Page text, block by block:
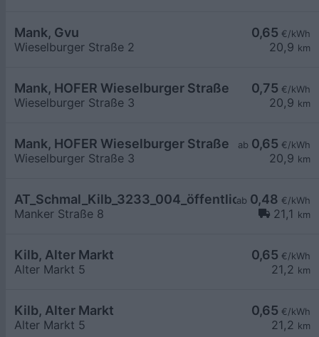
0,65 €/kWh
20,9 km
Mank, Gvu
Wieselburger Straße 2
0,75 €/kWh
20,9 km
Mank, HOFER Wieselburger Straße
Wieselburger Straße 3
ab 0,65 €/kWh
20,9 km
Mank, HOFER Wieselburger Straße
Wieselburger Straße 3
ab 0,48 €/kWh
21,1 km
AT_Schmal_Kilb_3233_004_öffentlich
Manker Straße 8
0,65 €/kWh
21,2 km
Kilb, Alter Markt
Alter Markt 5
0,65 €/kWh
21,2 km
Kilb, Alter Markt
Alter Markt 5